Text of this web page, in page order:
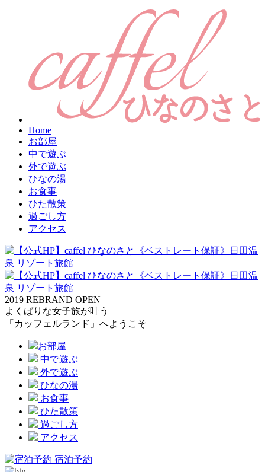
Home
お部屋
中で遊ぶ
外で遊ぶ
ひなの湯
お食事
ひた散策
過ごし方
アクセス
2019 REBRAND OPEN
よくばりな女子旅が叶う
「カッフェルランド」へようこそ
お部屋
中で遊ぶ
外で遊ぶ
ひなの湯
お食事
ひた散策
過ごし方
アクセス
宿泊予約